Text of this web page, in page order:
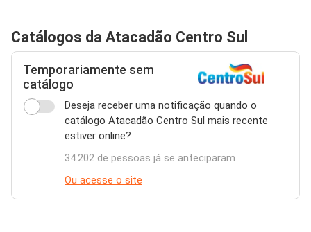
Catálogos da Atacadão Centro Sul
Temporariamente sem
catálogo
Deseja receber uma notificação quando o
catálogo Atacadão Centro Sul mais recente
estiver online?
34.202 de pessoas já se anteciparam
Ou acesse o site